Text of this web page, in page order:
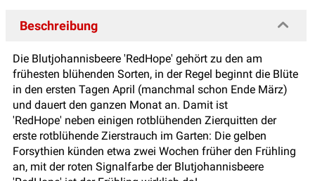
Beschreibung
Die Blutjohannisbeere 'RedHope' gehört zu den am
frühesten blühenden Sorten, in der Regel beginnt die Blüte
in den ersten Tagen April (manchmal schon Ende März)
und dauert den ganzen Monat an. Damit ist
'RedHope' neben einigen rotblühenden Zierquitten der
erste rotblühende Zierstrauch im Garten: Die gelben
Forsythien künden etwa zwei Wochen früher den Frühling
an, mit der roten Signalfarbe der Blutjohannisbeere